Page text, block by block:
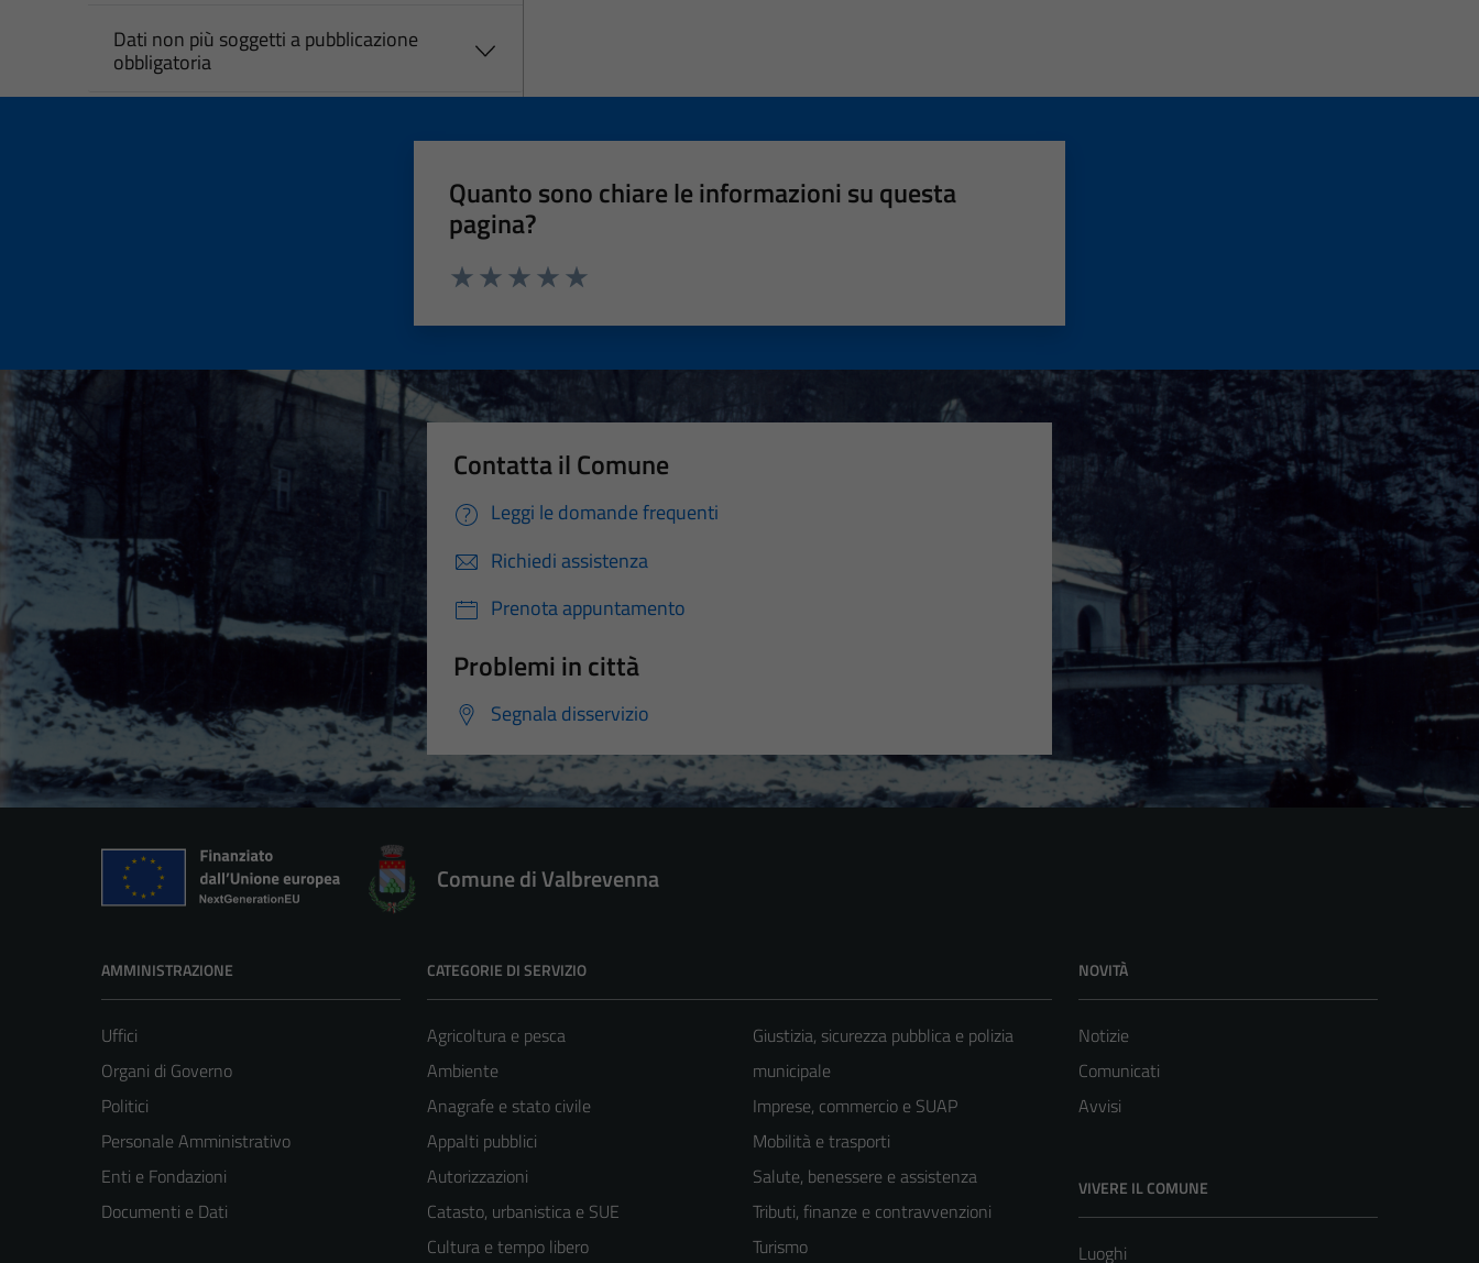
Dati non più soggetti a pubblicazione
obbligatoria
Quanto sono chiare le informazioni su questa
pagina?
Contatta il Comune
Leggi le domande frequenti
Richiedi assistenza
Prenota appuntamento
Problemi in città
Segnala disservizio
Comune di Valbrevenna
AMMINISTRAZIONE
Uffici
Organi di Governo
Politici
Personale Amministrativo
Enti e Fondazioni
Documenti e Dati
CATEGORIE DI SERVIZIO
Agricoltura e pesca
Ambiente
Anagrafe e stato civile
Appalti pubblici
Autorizzazioni
Catasto, urbanistica e SUE
Cultura e tempo libero
Giustizia, sicurezza pubblica e polizia
municipale
Imprese, commercio e SUAP
Mobilità e trasporti
Salute, benessere e assistenza
Tributi, finanze e contravvenzioni
Turismo
NOVITÀ
Notizie
Comunicati
Avvisi
VIVERE IL COMUNE
Luoghi